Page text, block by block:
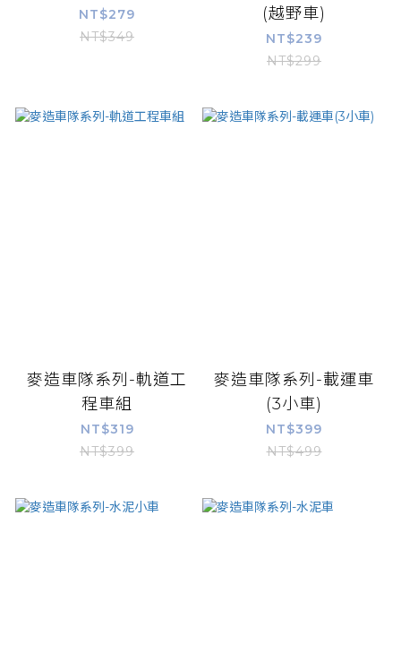
NT$279
NT$349
(越野車)
NT$239
NT$299
麥造車隊系列-軌道工
程車組
NT$319
NT$399
麥造車隊系列-載運車
(3小車)
NT$399
NT$499